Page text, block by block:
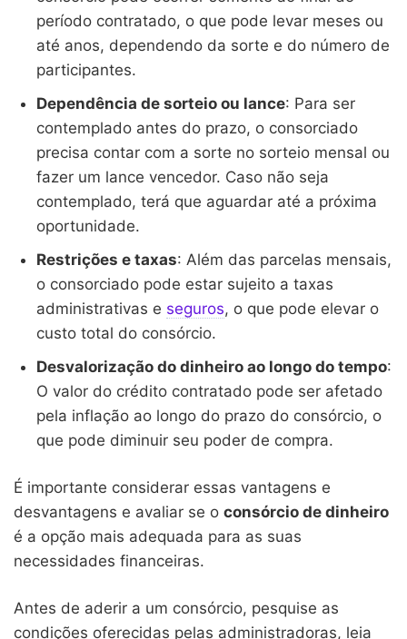
período contratado, o que pode levar meses ou
até anos, dependendo da sorte e do número de
participantes.
Dependência de sorteio ou lance: Para ser
contemplado antes do prazo, o consorciado
precisa contar com a sorte no sorteio mensal ou
fazer um lance vencedor. Caso não seja
contemplado, terá que aguardar até a próxima
oportunidade.
Restrições e taxas: Além das parcelas mensais,
o consorciado pode estar sujeito a taxas
administrativas e seguros, o que pode elevar o
custo total do consórcio.
Desvalorização do dinheiro ao longo do tempo:
O valor do crédito contratado pode ser afetado
pela inflação ao longo do prazo do consórcio, o
que pode diminuir seu poder de compra.
É importante considerar essas vantagens e
desvantagens e avaliar se o consórcio de dinheiro
é a opção mais adequada para as suas
necessidades financeiras.
Antes de aderir a um consórcio, pesquise as
condições oferecidas pelas administradoras, leia